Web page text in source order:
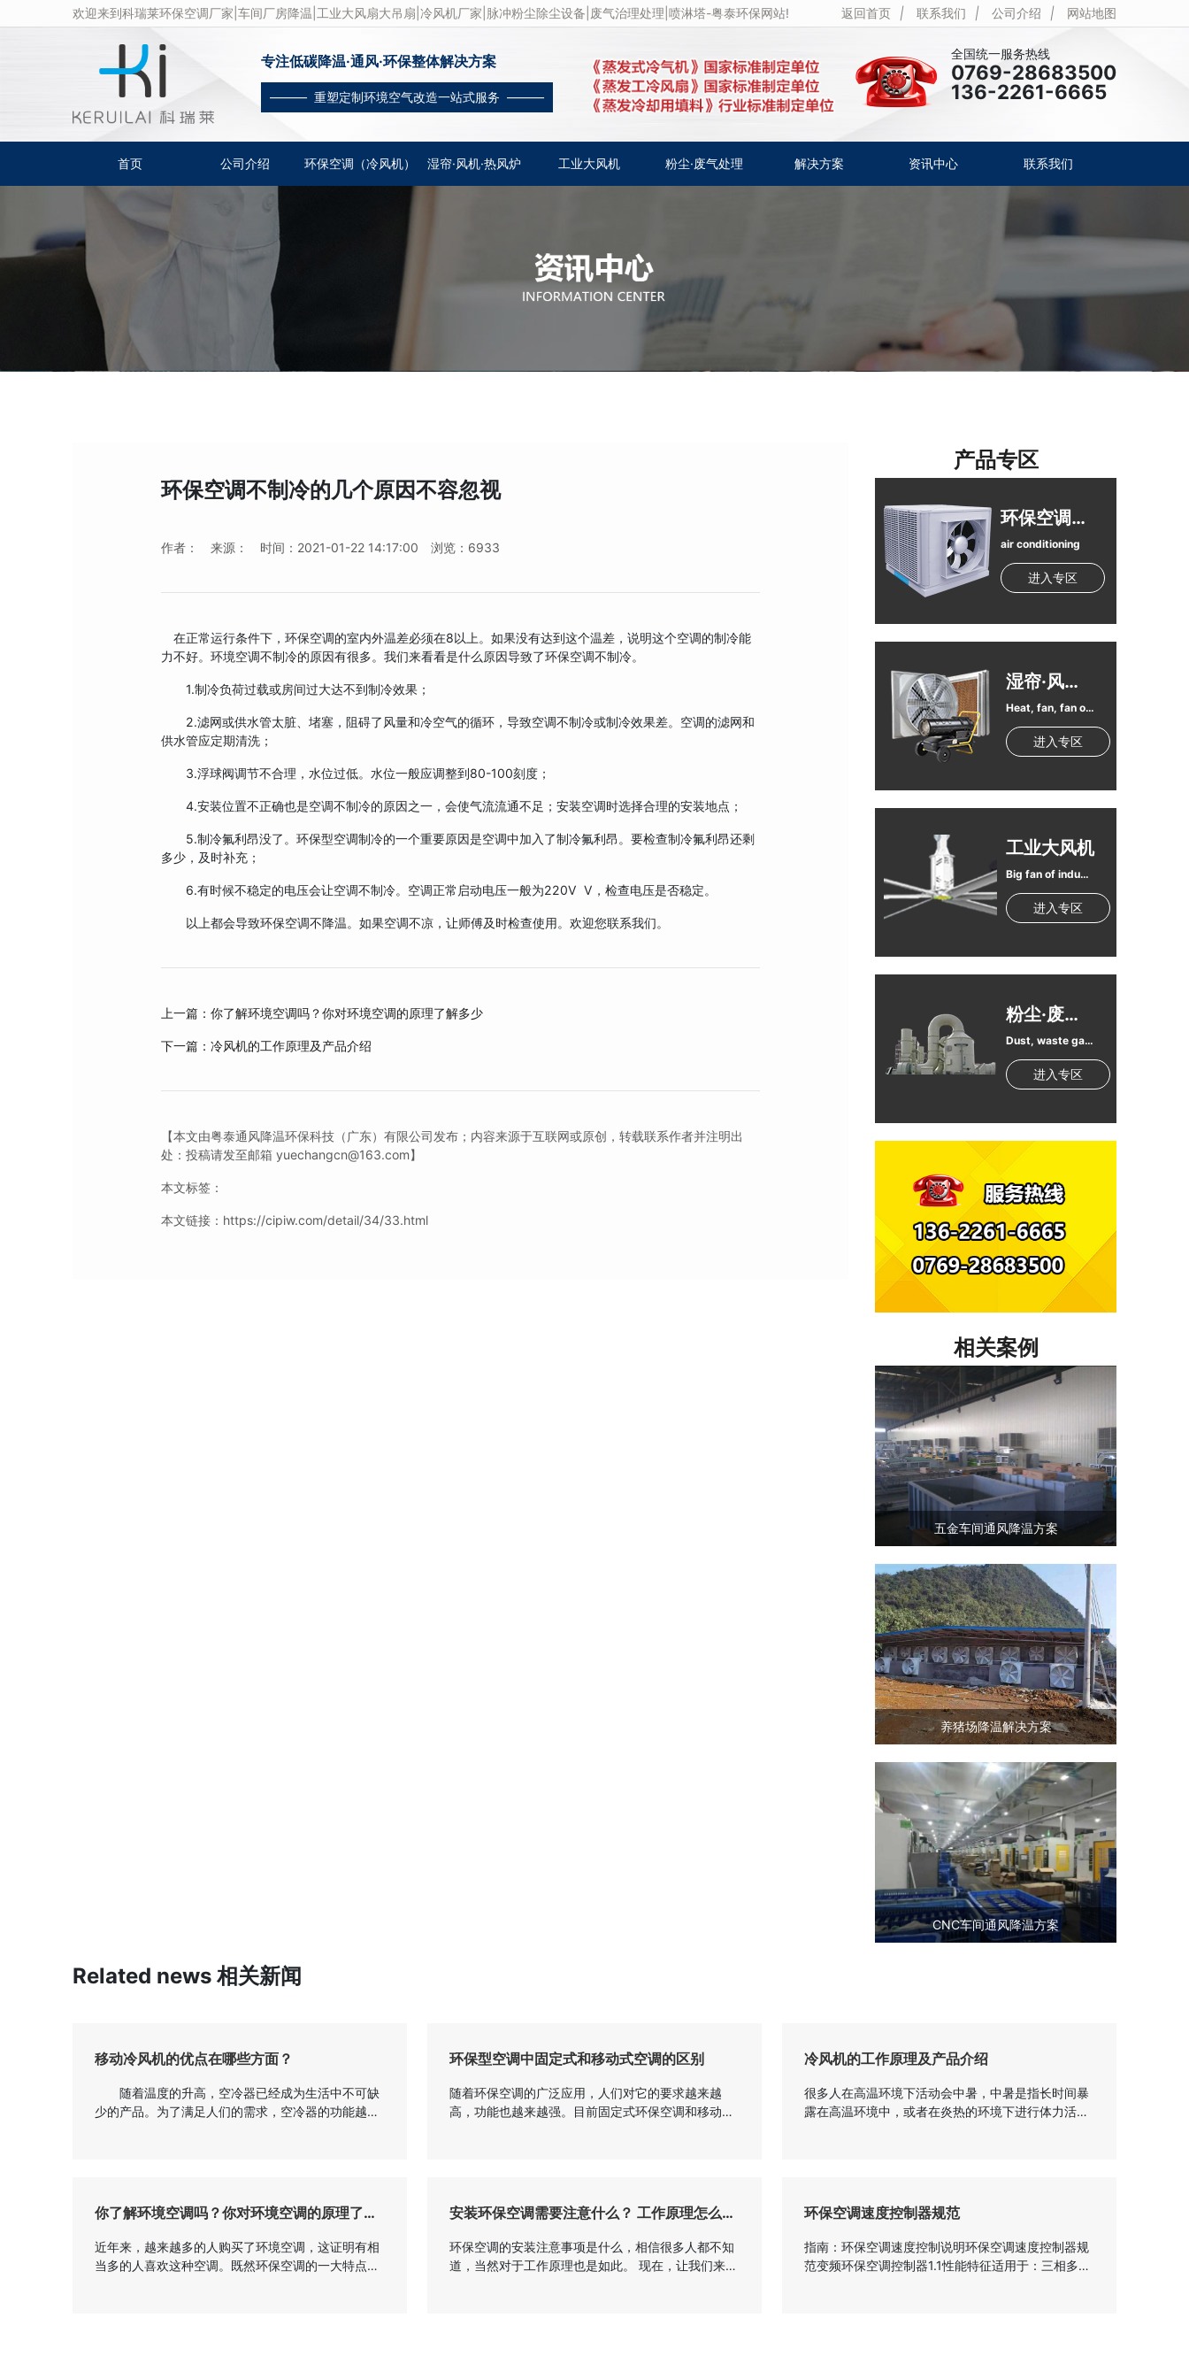
欢迎来到科瑞莱环保空调厂家|车间厂房降温|工业大风扇大吊扇|冷风机厂家|脉冲粉尘除尘设备|废气治理处理|喷淋塔-粤泰环保网站! 返回首页 | 联系我们 | 公司介绍 | 网站地图
专注低碳降温·通风·环保整体解决方案
——— 重塑定制环境空气改造一站式服务 ———
全国统一服务热线
0769-28683500
136-2261-6665
首页 公司介绍 环保空调（冷风机） 湿帘·风机·热风炉 工业大风机 粉尘·废气处理 解决方案 资讯中心 联系我们
环保空调不制冷的几个原因不容忽视
作者： 来源： 时间：2021-01-22 14:17:00 浏览：6933
在正常运行条件下，环保空调的室内外温差必须在8以上。如果没有达到这个温差，说明这个空调的制冷能
力不好。环境空调不制冷的原因有很多。我们来看看是什么原因导致了环保空调不制冷。
1.制冷负荷过载或房间过大达不到制冷效果；
2.滤网或供水管太脏、堵塞，阻碍了风量和冷空气的循环，导致空调不制冷或制冷效果差。空调的滤网和
供水管应定期清洗；
3.浮球阀调节不合理，水位过低。水位一般应调整到80-100刻度；
4.安装位置不正确也是空调不制冷的原因之一，会使气流流通不足；安装空调时选择合理的安装地点；
5.制冷氟利昂没了。环保型空调制冷的一个重要原因是空调中加入了制冷氟利昂。要检查制冷氟利昂还剩
多少，及时补充；
6.有时候不稳定的电压会让空调不制冷。空调正常启动电压一般为220V V，检查电压是否稳定。
以上都会导致环保空调不降温。如果空调不凉，让师傅及时检查使用。欢迎您联系我们。
上一篇：你了解环境空调吗？你对环境空调的原理了解多少
下一篇：冷风机的工作原理及产品介绍
【本文由粤泰通风降温环保科技（广东）有限公司发布；内容来源于互联网或原创，转载联系作者并注明出
处：投稿请发至邮箱 yuechangcn@163.com】
本文标签：
本文链接：https://cipiw.com/detail/34/33.html
产品专区
环保空调（冷风机）
air conditioning
进入专区
湿帘·风机·热风炉
Heat, fan, fan of the damp curtain
进入专区
工业大风机
Big fan of industrial
进入专区
粉尘·废气处理
Dust, waste gas treatment equipment
进入专区
相关案例
五金车间通风降温方案
养猪场降温解决方案
CNC车间通风降温方案
Related news 相关新闻
移动冷风机的优点在哪些方面？
随着温度的升高，空冷器已经成为生活中不可缺
少的产品。为了满足人们的需求，空冷器的功能越来
即在焓不变的情况下，吸收空气的显热，从而降低空
气温度(干球温度)。工作过程如下：当新鲜空气通过
水冷式风机的核心部件时，与空气湿...
环保型空调中固定式和移动式空调的区别
随着环保空调的广泛应用，人们对它的要求越来越
高，功能也越来越强。目前固定式环保空调和移动式
定在地面上，经环保空调冷却过滤后的冷空气通过送
风管道送到房间进行冷却。固定式是将环保空调固定
在镀锌角钢制成的框架上，配有维修平...
冷风机的工作原理及产品介绍
很多人在高温环境下活动会中暑，中暑是指长时间暴
露在高温环境中，或者在炎热的环境下进行体力活
上，并如何解决高温烦恼的。 接下来向大家逐一
介绍 1 .降温效果好 选用高性能湿帘，降温
快，效果好(出风口温度下降5-10！ ） ...
你了解环境空调吗？你对环境空调的原理了解
近年来，越来越多的人购买了环境空调，这证明有相
当多的人喜欢这种空调。既然环保空调的一大特点是
安装环保空调需要注意什么？ 工作原理怎么样
环保空调的安装注意事项是什么，相信很多人都不知
道，当然对于工作原理也是如此。 现在，让我们来解
环保空调速度控制器规范
指南：环保空调速度控制说明环保空调速度控制器规
范变频环保空调控制器1.1性能特征适用于：三相多速